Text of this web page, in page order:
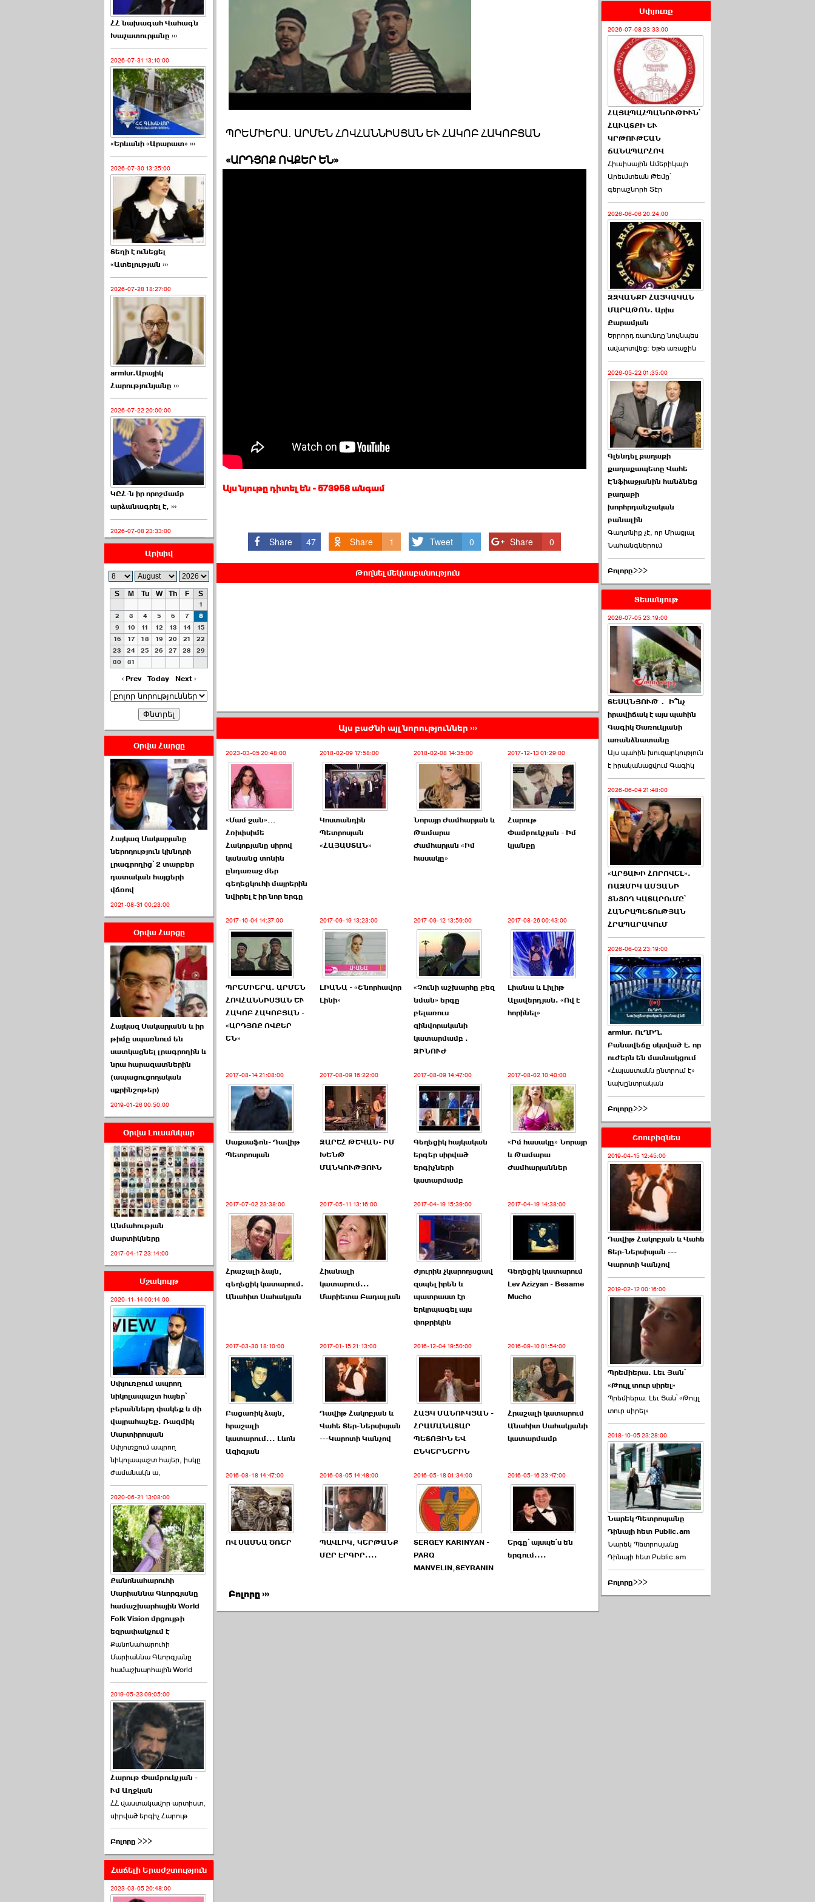
ՀՀ նախագահ Վահագն
Խաչատուրյանը ›››
2026-07-31 13:10:00
«Երևանի «Արարատ» ›››
2026-07-30 13:25:00
Տեղի է ունեցել
«Ատելության ›››
2026-07-28 18:27:00
armlur.Արայիկ
Հարությունյանը ›››
2026-07-22 20:00:00
ԿԸՀ-ն իր որոշմամբ
արձանագրել է, ›››
2026-07-08 23:33:00
ՀԱՅԱՊԱՀՊԱՆՈՒԹԻՒՆ՝
ՀԱՒԱՏՔԻ ԵՒ
ԿՐԹՈՒԹԵԱՆ
ՃԱՆԱՊԱՐՀՈՎ ›››
2026-07-06 06:50:00
Ամենաշատը էսօրվանից
էի վախենում.Նիկոլայ
Եղիազարյան ›››
2026-07-05 23:19:00
ՏԵՍԱՆՅՈՒԹ․ Ի՞նչ
իրավիճակ է այս ›››
2026-07-04 10:40:00
Սահմանադրական
դատարանը մերժեց ›››
2026-07-02 00:39:00
ՈՒՂԻՂ․ ԱԺ-ն
Կառավարության ›››
2026-07-01 00:52:00
ՍԴ-ն հուլիսի 1-ին
կհեռանա ›››
2026-07-01 00:08:00
Աննա Վարդապետյանն
ուղերձ է հղել ›››
2026-06-25 23:21:00
Պաշտոնակռիվը սկսված
է. «Հրապարակ» ›››
2026-06-25 17:13:00
ԱԺ նախագահի
թեկնածու է ընտրվել
Ռուբեն Ռուբինյանը ›››
2026-06-23 21:28:00
«Ժողովուրդ»-ը
հերթական ›››
2026-06-21 23:00:00
armlur.ՔՊ-ի ներսում
սպասում են ›››
Արխիվ
S M Tu W Th F S
1
2
3 4 5 6 7
8
9
10 11 12 13 14
15
16
17 18 19 20 21
22
23
24 25 26 27 28
29
30
31
‹ Prev Today Next ›
Օրվա Հարցը
Հայկազ Մակարյանը
ներողություն կխնդրի
լրագրողից՝ 2 տարբեր
դատական հայցերի
վճռով
2021-08-31 00:23:00
Օրվա Հարցը
Հայկազ Մակարյանն և իր
թիմը սպառնում են
սատկացնել լրագրողին և
նրա հարազատներին
(ապացուցողական
սքրինշոթեր)
2019-01-26 00:50:00
Օրվա Լուսանկար
Անմահության
մարտիկները
2017-04-17 23:14:00
Մշակույթ
2020-11-14 00:14:00
Սփյուռքում ապրող
նիկոլապաշտ հայեր՝
բերաններդ փակեք և մի
վայրահաչեք. Ռազմիկ
Մարտիրոսյան
Սփյուռքում ապրող
նիկոլապաշտ հայեր, իսկը
ժամանակն ա,
2020-06-21 13:08:00
Քանոնահարուհի
Մարիաննա Գևորգյանը
համաշխարհային World
Folk Vision մրցույթի
եզրափակչում է
Քանոնահարուհի
Մարիաննա Գևորգյանը
համաշխարհային World
2019-05-23 09:05:00
Հարութ Փամբուկչյան -
Ւմ Աղջկան
ՀՀ վաստակավոր արտիստ,
սիրված երգիչ Հարութ
Բոլորը >>>
Հաճելի Երաժշտություն
2023-03-05 20:48:00
ՊՐԵՄԻԵՐԱ. ԱՐՄԵՆ ՀՈՎՀԱՆՆԻՍՅԱՆ ԵՒ ՀԱԿՈԲ ՀԱԿՈԲՅԱՆ
«ԱՐԴՅՈՔ ՈՎՔԵՐ ԵՆ»
Այս նյութը դիտել են - 573958 անգամ
Share 47 Share 1 Tweet 0 Share 0
Թողնել մեկնաբանություն
Այս բաժնի այլ նորություններ ›››
2023-03-05 20:48:00
«Մամ ջան»…
Հռիփսիմե
Հակոբյանը սիրով
կանանց տոնին
ընդառաջ մեր
գեղեցկուհի մայրերին
նվիրել է իր նոր երգը
2018-02-09 17:58:00
Կոստանդին
Պետրոսյան
«ՀԱՅԱՍՏԱՆ»
2018-02-08 14:35:00
Նորայր Ժամհարյան և
Թամարա
Ժամհարյան «Իմ
հասակը»
2017-12-13 01:29:00
Հարութ
Փամբուկչյան - Իմ
կյանքը
2017-10-04 14:37:00
ՊՐԵՄԻԵՐԱ. ԱՐՄԵՆ
ՀՈՎՀԱՆՆԻՍՅԱՆ ԵՒ
ՀԱԿՈԲ ՀԱԿՈԲՅԱՆ -
«ԱՐԴՅՈՔ ՈՎՔԵՐ
ԵՆ»
2017-09-19 13:23:00
ԼԻԱՆԱ - «Շնորհավոր
Լինի»
2017-09-12 13:59:00
«Չունի աշխարհը քեզ
նման» երգը
բելառուս
զինվորականի
կատարմամբ .
ԶԻՆՈՒԺ
2017-08-26 00:43:00
Լիանա և Լիլիթ
Ալավերդյան. «Ով է
հորինել»
2017-08-14 21:08:00
Սաքսաֆոն- Դավիթ
Պետրոսյան
2017-08-09 16:22:00
ԶԱՐԵՀ ԹԵՎԱՆ- ԻՄ
ԽԵՆԹ
ՄԱՆԿՈՒԹՅՈՒՆ
2017-08-09 14:47:00
Գեղեցիկ հայկական
երգեր սիրված
երգիչների
կատարմամբ
2017-08-02 10:40:00
«Իմ հասակը» Նորայր
և Թամարա
Ժամհարյաններ
2017-07-02 23:38:00
Հրաշալի ձայն,
գեղեցիկ կատարում.
Անահիտ Սահակյան
2017-05-11 13:16:00
Հիանալի
կատարում...
Մարիետա Բադալյան
2017-04-19 15:39:00
ժյուրին չկարողացավ
զսպել իրեն և
պատրաստ էր
երկրպագել այս
փոքրիկին
2017-04-19 14:38:00
Գեղեցիկ կատարում
Lev Azizyan - Besame
Mucho
2017-03-30 18:10:00
Բացառիկ ձայն,
հրաշալի
կատարում... Լևոն
Ազիզյան
2017-01-15 21:13:00
Դավիթ Հակոբյան և
Վահե Տեր-Ներսիսյան
---Կարոտի Կանչով
2016-12-04 19:50:00
ՀԱՅԿ ՄԱՆՈՒԿՅԱՆ -
ՀՐԱՄԱՆԱՏԱՐ
ՊԵՏՈՅԻՆ ԵՎ
ԸՆԿԵՐՆԵՐԻՆ
2016-09-10 01:54:00
Հրաշալի կատարում
Անահիտ Սահակյանի
կատարմամբ
2016-08-18 14:47:00
ՈՎ ՍԱՍՆԱ ԾՌԵՐ
2016-08-05 14:48:00
ՊԱՎԼԻԿ, ԿԵՐԹԱՆՔ
ՄԸՐ ԷՐԳԻՐ....
2016-05-18 01:34:00
SERGEY KARINYAN -
PARQ
MANVELIN,SEYRANIN
2016-05-16 23:47:00
Երգը՝ այսպե՛ս են
երգում....
Բոլորը ›››
Սփյուռք
2026-07-08 23:33:00
ՀԱՅԱՊԱՀՊԱՆՈՒԹԻՒՆ՝
ՀԱՒԱՏՔԻ ԵՒ
ԿՐԹՈՒԹԵԱՆ
ՃԱՆԱՊԱՐՀՈՎ
Հիւսիսային Ամերիկայի
Արեւմտեան Թեմը՝
գերաշնորհ Տէր
2026-06-06 20:24:00
ԶԶՎԱՆՔԻ ՀԱՅԿԱԿԱՆ
ՄԱՐԱԹՈՆ. Արիս
Քարամյան
Երրորդ ռաունդը նույնպես
ավարտվեց։ Եթե առաջին
2026-05-22 01:35:00
Գլենդել քաղաքի
քաղաքապետը Վահե
Էնֆիաջյանին հանձնեց
քաղաքի
խորհրդանշական
բանալին
Գաղտնիք չէ, որ Միացյալ
Նահանգներում
Բոլորը>>>
Տեսանյութ
2026-07-05 23:19:00
ՏԵՍԱՆՅՈՒԹ․ Ի՞նչ
իրավիճակ է այս պահին
Գագիկ Ծառուկյանի
առանձնատանը
Այս պահին խուզարկություն
է իրականացվում Գագիկ
2026-06-04 21:48:00
«ԱՐՑԱԽԻ ՀՈՐՈՎԵԼ».
ՌԱԶՄԻԿ ԱՄՅԱՆԻ
ՑՆՑՈՂ ԿԱՏԱՐՈւՄԸ՝
ՀԱՆՐԱՊԵՏՈւԹՅԱՆ
ՀՐԱՊԱՐԱԿՈւՄ
2026-06-02 23:19:00
armlur. ՈւՂԻՂ.
Բանավեճը սկսված է. որ
ուժերն են մասնակցում
«Հայաստանն ընտրում է»
նախընտրական
Բոլորը>>>
Շոուբիզնես
2019-04-15 12:45:00
Դավիթ Հակոբյան և Վահե
Տեր-Ներսիսյան ---
Կարոտի Կանչով
2019-02-12 00:16:00
Պրեմիերա. Լեւ Յան՝
«Թույլ տուր սիրել»
Պրեմիերա. Լեւ Յան՝ «Թույլ
տուր սիրել»
2018-10-05 23:28:00
Նարեկ Պետրոսյանը
Դինայի հետ Public.am
Նարեկ Պետրոսյանը
Դինայի հետ Public.am
Բոլորը>>>